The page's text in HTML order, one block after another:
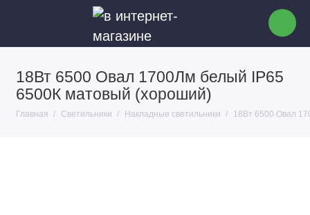
18Вт 6500 Овал 1700Лм белый IP65
6500К матовый (хороший)
Главная Светильники Накладные светильники 18Вт 6500 Овал